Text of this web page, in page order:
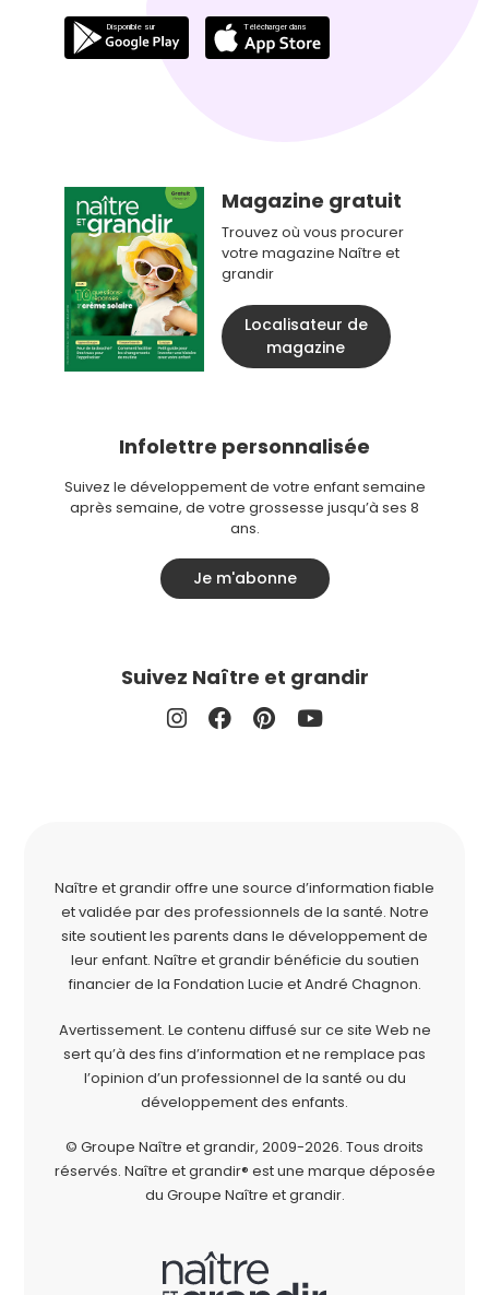
Magazine gratuit
Trouvez où vous procurer
votre magazine Naître et
grandir
Localisateur de
magazine
Infolettre personnalisée
Suivez le développement de votre enfant semaine
après semaine, de votre grossesse jusqu’à ses 8
ans.
Je m'abonne
Suivez Naître et grandir
Naître et grandir offre une source d’information fiable
et validée par des professionnels de la santé. Notre
site soutient les parents dans le développement de
leur enfant. Naître et grandir bénéficie du soutien
financier de la Fondation Lucie et André Chagnon.
Avertissement. Le contenu diffusé sur ce site Web ne
sert qu’à des fins d’information et ne remplace pas
l’opinion d’un professionnel de la santé ou du
développement des enfants.
© Groupe Naître et grandir, 2009-2026. Tous droits
réservés. Naître et grandir® est une marque déposée
du Groupe Naître et grandir.